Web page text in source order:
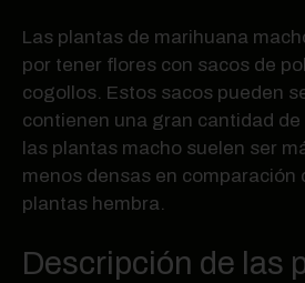
Las plantas de marihuana
por tener flores con sacos de
cogollos. Estos sacos pueden
contienen una gran cantidad de
las plantas macho suelen ser
menos densas en comparación
plantas hembra.
Descripción de las